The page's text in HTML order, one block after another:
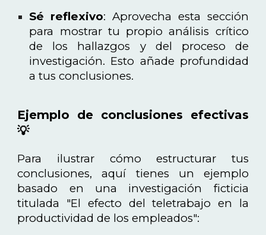
Sé reflexivo: Aprovecha esta sección
para mostrar tu propio análisis crítico
de los hallazgos y del proceso de
investigación. Esto añade profundidad
a tus conclusiones.
Ejemplo de conclusiones efectivas
💡
Para ilustrar cómo estructurar tus
conclusiones, aquí tienes un ejemplo
basado en una investigación ficticia
titulada "El efecto del teletrabajo en la
productividad de los empleados":